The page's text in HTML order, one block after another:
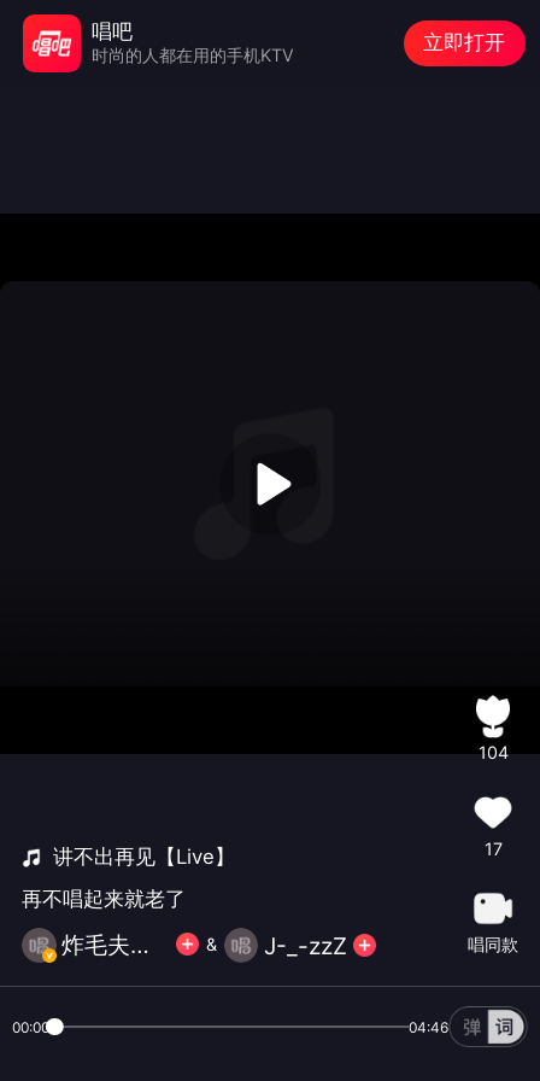
讲不出再见【Live】
再不唱起来就老了
炸毛夫子S̶H̶O̶W̶ & J-_-zzZ
104
17
唱同款
00:00 04:46
唱吧
时尚的人都在用的手机KTV
立即打开